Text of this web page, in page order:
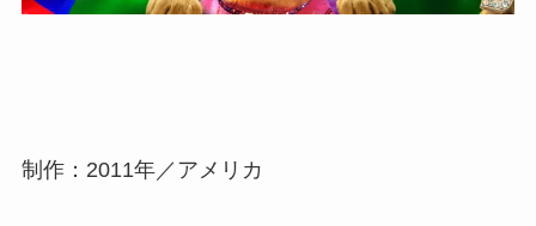
制作：2011年／アメリカ